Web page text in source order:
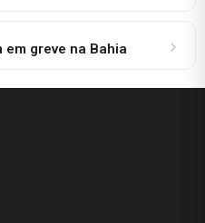
greve na Bahia